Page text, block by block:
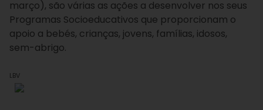
março), são várias as ações a desenvolver nos seus
Programas Socioeducativos que proporcionam o
apoio a bebés, crianças, jovens, famílias, idosos,
sem-abrigo.
LBV